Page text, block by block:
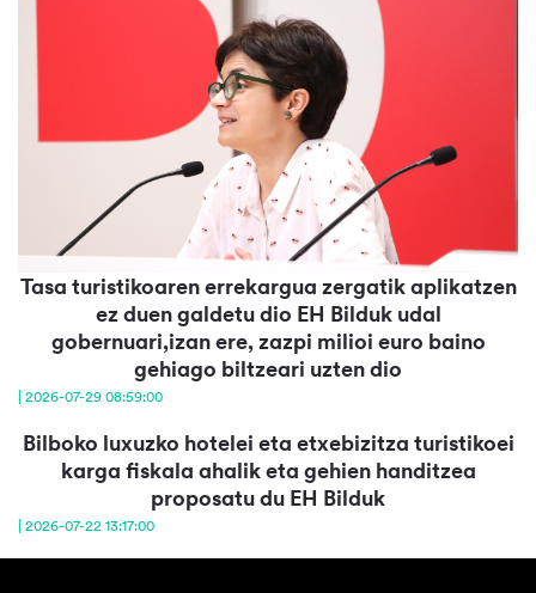
Tasa turistikoaren errekargua zergatik aplikatzen
ez duen galdetu dio EH Bilduk udal
gobernuari,izan ere, zazpi milioi euro baino
gehiago biltzeari uzten dio
| 2026-07-29 08:59:00
Bilboko luxuzko hotelei eta etxebizitza turistikoei
karga fiskala ahalik eta gehien handitzea
proposatu du EH Bilduk
| 2026-07-22 13:17:00